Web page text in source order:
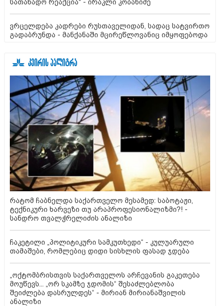
სათანადო რეაქცია" - ირაკლი კობახიძე
ვრცელდება კადრები რუსთაველიდან, სადაც სატვირთო
გადაბრუნდა - მანქანაში მცირეწლოვანიც იმყოფებოდა
რატომ ჩაბნელდა საქართველო მესამედ: საბოტაჟი,
ტექნიკური ხარვეზი თუ არაპროფესიონალიზმი?! -
სანდრო თვალჭრელიძის ანალიზი
ჩაკეტილი „პოლიტიკური სამკუთხედი“ - კულუარული
თამაშები, რომლებიც დიდი სისხლის ფასად ჯდება
„ოქტომბრისთვის საქართველოს არჩევანის გაკეთება
მოუწევს... „ორ სკამზე ჯდომის“ შესაძლებლობა
შეიძლება დასრულდეს“ - მირიან მირიანაშვილის
ანალიზი